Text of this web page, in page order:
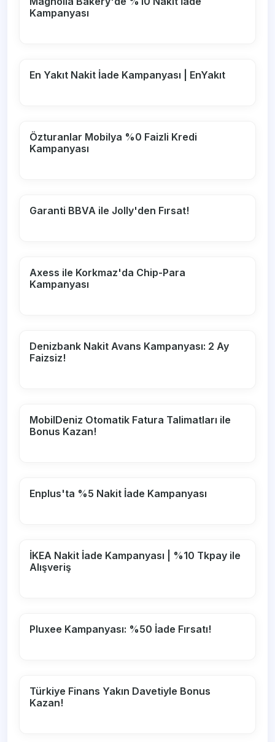
Kampanyası
En Yakıt Nakit İade Kampanyası | EnYakıt
Özturanlar Mobilya %0 Faizli Kredi
Kampanyası
Garanti BBVA ile Jolly'den Fırsat!
Axess ile Korkmaz'da Chip-Para
Kampanyası
Denizbank Nakit Avans Kampanyası: 2 Ay
Faizsiz!
MobilDeniz Otomatik Fatura Talimatları ile
Bonus Kazan!
Enplus'ta %5 Nakit İade Kampanyası
İKEA Nakit İade Kampanyası | %10 Tkpay ile
Alışveriş
Pluxee Kampanyası: %50 İade Fırsatı!
Türkiye Finans Yakın Davetiyle Bonus
Kazan!